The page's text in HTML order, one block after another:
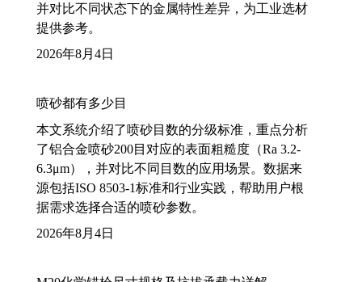
并对比不同状态下的金属特性差异，为工业选材
提供参考。
2026年8月4日
喷砂都有多少目
本文系统介绍了喷砂目数的分级标准，重点分析
了铝合金喷砂200目对应的表面粗糙度（Ra 3.2-
6.3μm），并对比不同目数的应用场景。数据来
源包括ISO 8503-1标准和行业实践，帮助用户根
据需求选择合适的喷砂参数。
2026年8月4日